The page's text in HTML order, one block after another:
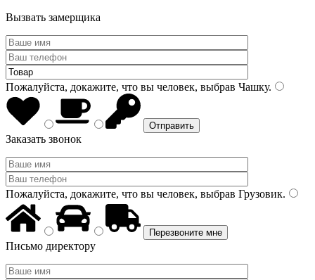
Вызвать замерщика
Пожалуйста, докажите, что вы человек, выбрав Чашку.
Заказать звонок
Пожалуйста, докажите, что вы человек, выбрав Грузовик.
Письмо директору